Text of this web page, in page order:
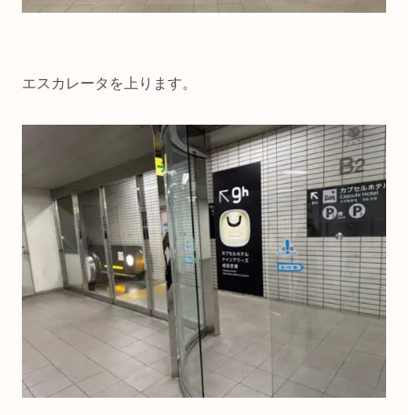
エスカレータを上ります。